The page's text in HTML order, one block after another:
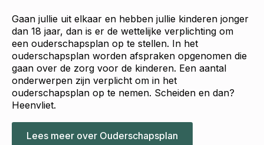
Gaan jullie uit elkaar en hebben jullie kinderen jonger
dan 18 jaar, dan is er de wettelijke verplichting om
een ouderschapsplan op te stellen. In het
ouderschapsplan worden afspraken opgenomen die
gaan over de zorg voor de kinderen. Een aantal
onderwerpen zijn verplicht om in het
ouderschapsplan op te nemen. Scheiden en dan?
Heenvliet.
Lees meer over Ouderschapsplan